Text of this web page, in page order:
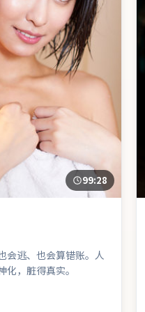
99:28
会逃、也会算错账。人
，脏得真实。